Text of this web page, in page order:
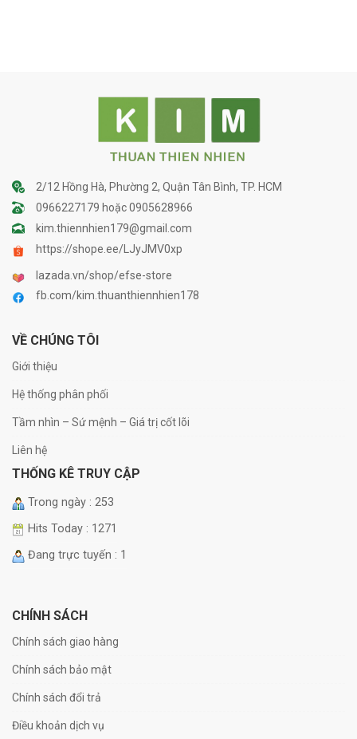
2/12 Hồng Hà, Phường 2, Quận Tân Bình, TP. HCM
0966227179 hoặc 0905628966
kim.thiennhien179@gmail.com
https://shope.ee/LJyJMV0xp
lazada.vn/shop/efse-store
fb.com/kim.thuanthiennhien178
VỀ CHÚNG TÔI
Giới thiệu
Hệ thống phân phối
Tầm nhìn – Sứ mệnh – Giá trị cốt lõi
Liên hệ
THỐNG KÊ TRUY CẬP
Trong ngày : 253
Hits Today : 1271
Đang trực tuyến : 1
CHÍNH SÁCH
Chính sách giao hàng
Chính sách bảo mật
Chính sách đổi trả
Điều khoản dịch vụ